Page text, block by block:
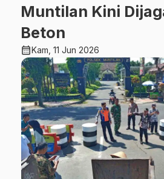
Muntilan Kini
Beton
calendar_monthKam, 11 Jun 2026